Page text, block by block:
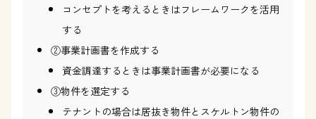
コンセプトを考えるときはフレームワークを活用
する
②事業計画書を作成する
資金調達するときは事業計画書が必要になる
③物件を選定する
テナントの場合は居抜き物件とスケルトン物件の